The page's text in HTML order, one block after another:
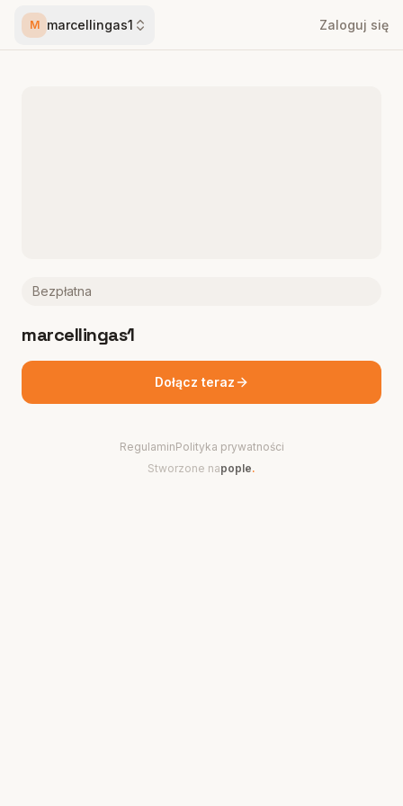
M marcellingas1 Zaloguj się
Bezpłatna
marcellingas1
Dołącz teraz
RegulaminPolityka prywatności
Stworzone napople.